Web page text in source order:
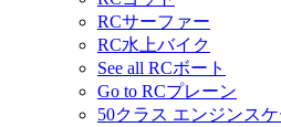
RCサーファー
RC水上バイク
See all RCボート
Go to RCプレーン
50クラス エンジンス